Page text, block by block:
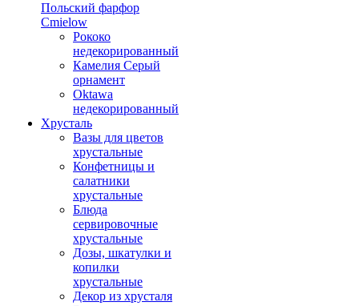
Польский фарфор
Сmielow
Рококо
недекорированный
Камелия Серый
орнамент
Oktawa
недекорированный
Хрусталь
Вазы для цветов
хрустальные
Конфетницы и
салатники
хрустальные
Блюда
сервировочные
хрустальные
Дозы, шкатулки и
копилки
хрустальные
Декор из хрусталя